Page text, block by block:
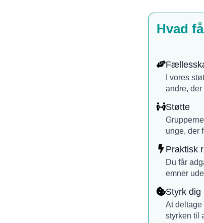
Hvad
I vores
andre,
Støtte
unge, der
Praktisk
Du får
emner
Styrk dig
At
styrken til